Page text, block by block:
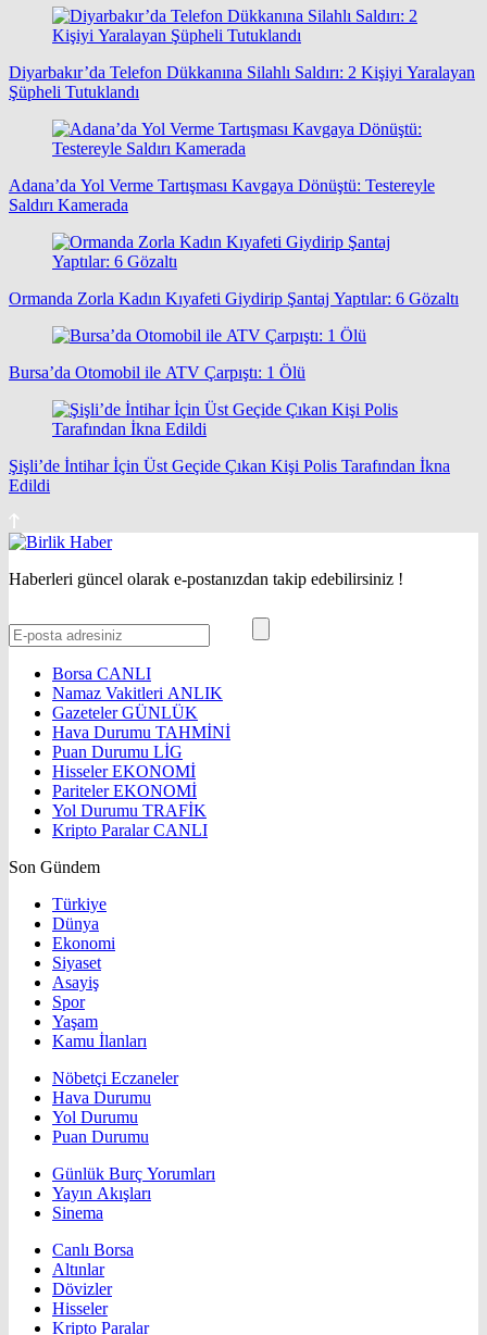
Diyarbakır’da Telefon Dükkanına Silahlı Saldırı: 2 Kişiyi Yaralayan
Şüpheli Tutuklandı
Adana’da Yol Verme Tartışması Kavgaya Dönüştü: Testereyle
Saldırı Kamerada
Ormanda Zorla Kadın Kıyafeti Giydirip Şantaj Yaptılar: 6 Gözaltı
Bursa’da Otomobil ile ATV Çarpıştı: 1 Ölü
Şişli’de İntihar İçin Üst Geçide Çıkan Kişi Polis Tarafından İkna
Edildi
Haberleri güncel olarak e-postanızdan takip edebilirsiniz !
Borsa CANLI
Namaz Vakitleri ANLIK
GazetelerGÜNLÜK
Hava Durumu TAHMİNİ
Puan Durumu LİG
HisselerEKONOMİ
ParitelerEKONOMİ
Yol Durumu TRAFİK
Kripto ParalarCANLI
Son Gündem
Türkiye
Dünya
Ekonomi
Siyaset
Asayiş
Spor
Yaşam
Kamu İlanları
Nöbetçi Eczaneler
Hava Durumu
Yol Durumu
Puan Durumu
Günlük Burç Yorumları
Yayın Akışları
Sinema
Canlı Borsa
Altınlar
Dövizler
Hisseler
Kripto Paralar